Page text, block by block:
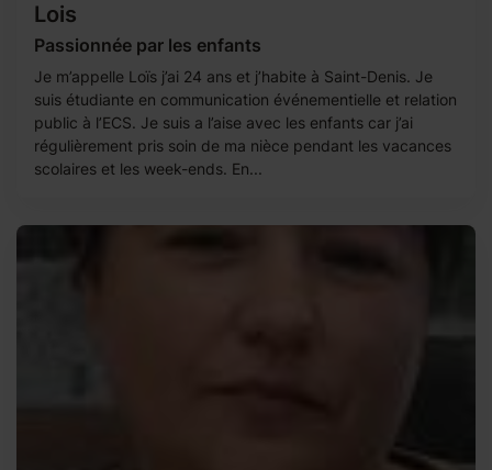
Lois
Passionnée par les enfants
Je m’appelle Loïs j’ai 24 ans et j’habite à Saint-Denis. Je
suis étudiante en communication événementielle et relation
public à l’ECS. Je suis a l’aise avec les enfants car j’ai
régulièrement pris soin de ma nièce pendant les vacances
scolaires et les week-ends. En...